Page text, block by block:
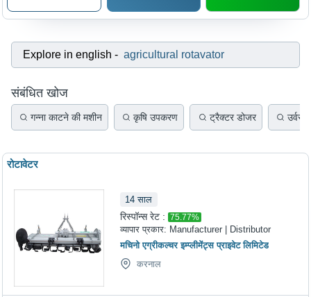
Explore in english - agricultural rotavator
संबंधित खोज
गन्ना काटने की मशीन कृषि उपकरण ट्रैक्टर डोजर
रोटावेटर
14 साल
रिस्पॉन्स रेट : 75.77%
व्यापार प्रकार: Manufacturer | Distributor
मचिनो एग्रीकल्चर इम्प्लीमेंट्स प्राइवेट लिमिटेड
करनाल